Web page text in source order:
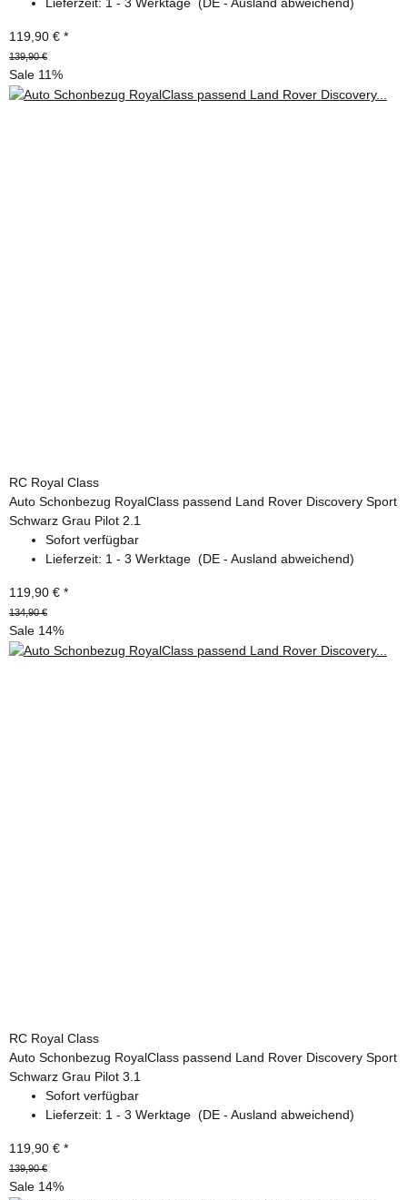
Lieferzeit: 1 - 3 Werktage (DE - Ausland abweichend)
119,90 € *
139,90 €
Sale 11%
RC Royal Class
Auto Schonbezug RoyalClass passend Land Rover Discovery Sport
Schwarz Grau Pilot 2.1
Sofort verfügbar
Lieferzeit: 1 - 3 Werktage (DE - Ausland abweichend)
119,90 € *
134,90 €
Sale 14%
RC Royal Class
Auto Schonbezug RoyalClass passend Land Rover Discovery Sport
Schwarz Grau Pilot 3.1
Sofort verfügbar
Lieferzeit: 1 - 3 Werktage (DE - Ausland abweichend)
119,90 € *
139,90 €
Sale 14%